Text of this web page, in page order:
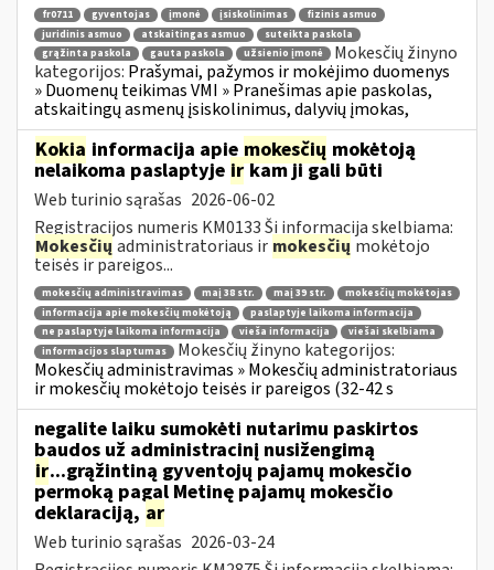
fr0711 gyventojas įmonė įsiskolinimas
fizinis asmuo
juridinis asmuo
atskaitingas asmuo
suteikta paskola
grąžinta paskola
gauta paskola užsienio įmonė
Mokesčių žinyno
kategorijos: Prašymai, pažymos ir mokėjimo duomenys
» Duomenų teikimas VMI » Pranešimas apie paskolas,
atskaitingų asmenų įsiskolinimus, dalyvių įmokas,
Kokia informacija apie mokesčių mokėtoją
nelaikoma paslaptyje irkam ji gali būti
Web turinio sąrašas 2026-06-02
Registracijos numeris KM0133 Ši informacija skelbiama:
Mokesčių administratoriaus ir mokesčių mokėtojo
teisės ir pareigos...
mokesčių administravimas maį 38 str. maį 39 str.
mokesčių mokėtojas
informacija apie mokesčių mokėtoją
paslaptyje laikoma informacija
ne paslaptyje laikoma informacija
vieša informacija
viešai skelbiama
informacijos slaptumas
Mokesčių žinyno kategorijos:
Mokesčių administravimas » Mokesčių administratoriaus
ir mokesčių mokėtojo teisės ir pareigos (32-42 s
negalite laiku sumokėti nutarimu paskirtos
baudos už administracinį nusižengimą
ir...grąžintiną gyventojų pajamų mokesčio
permoką pagal Metinę pajamų mokesčio
deklaraciją, ar
Web turinio sąrašas 2026-03-24